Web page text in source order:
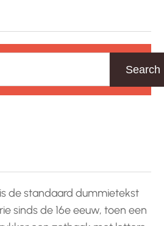
Search
de standaard dummietekst
sinds de 16e eeuw, toen een